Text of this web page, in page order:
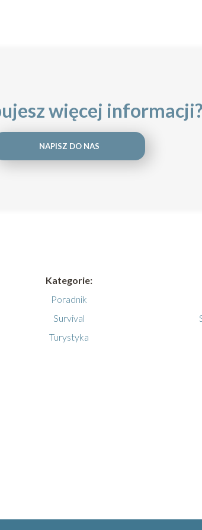
więcej
NAPISZ DO NAS
Kategorie:
Poradnik
Survival
Turystyka